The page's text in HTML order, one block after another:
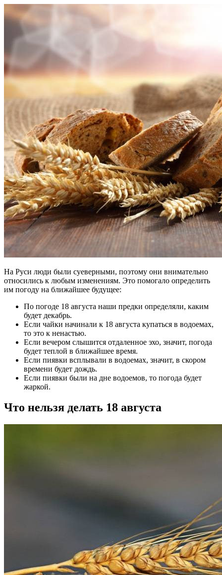
На Руси люди были суеверными, поэтому они внимательно
относились к любым изменениям. Это помогало определить
им погоду на ближайшее будущее:
По погоде 18 августа наши предки определяли, каким
будет декабрь.
Если чайки начинали к 18 августа купаться в водоемах,
то это к ненастью.
Если вечером слышится отдаленное эхо, значит, погода
будет теплой в ближайшее время.
Если пиявки всплывали в водоемах, значит, в скором
времени будет дождь.
Если пиявки были на дне водоемов, то погода будет
жаркой.
Что нельзя делать 18 августа